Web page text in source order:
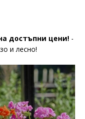
достъпни цени! -
и лесно!